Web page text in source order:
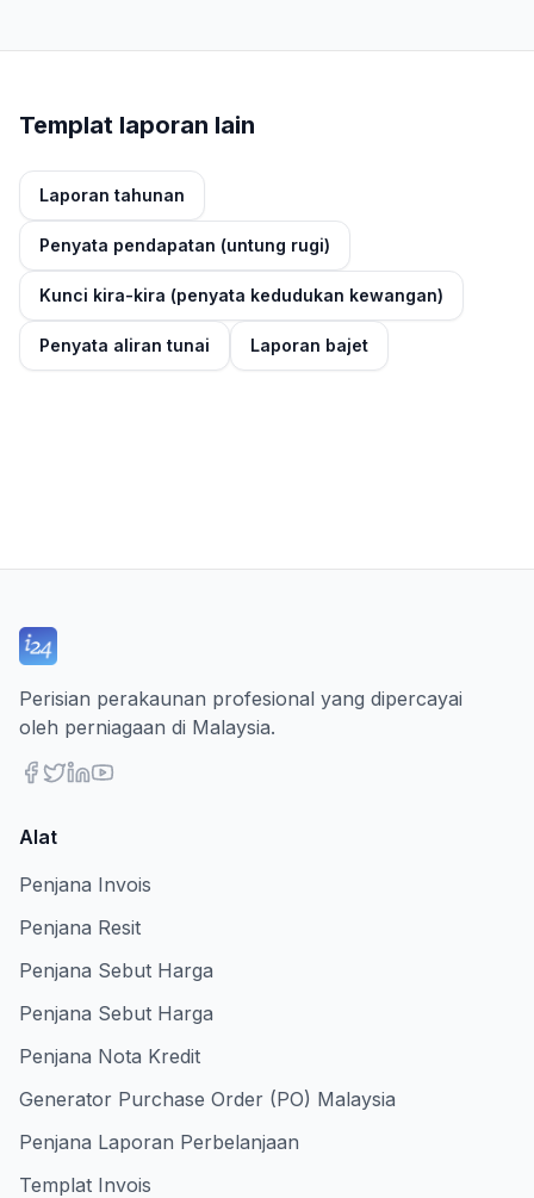
Templat laporan lain
Laporan tahunan
Penyata pendapatan (untung rugi)
Kunci kira-kira (penyata kedudukan kewangan)
Penyata aliran tunai Laporan bajet
Perisian perakaunan profesional yang dipercayai
oleh perniagaan di Malaysia.
Alat
Penjana Invois
Penjana Resit
Penjana Sebut Harga
Penjana Sebut Harga
Penjana Nota Kredit
Generator Purchase Order (PO) Malaysia
Penjana Laporan Perbelanjaan
Templat Invois